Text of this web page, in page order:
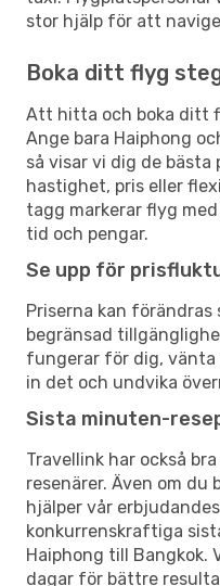
stor hjälp för att
Boka ditt flyg
Att hitta och boka ditt
Ange bara Haiphong
så visar vi dig de
hastighet, pris eller
tagg markerar flyg
tid och pengar.
Se upp för
Priserna kan förändras
begränsad
fungerar för dig,
in det och undvika
Sista minuten-
Travellink har också
resenärer. Även om
hjälper vår
konkurrenskraftiga
Haiphong till Bangkok.
dagar för bättre